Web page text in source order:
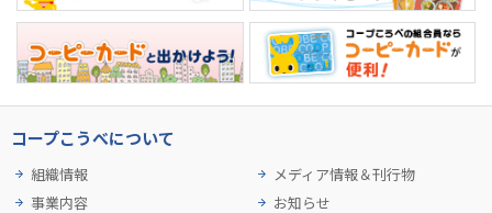
コープこうべについて
組織情報
事業内容
メディア情報＆刊行物
お知らせ